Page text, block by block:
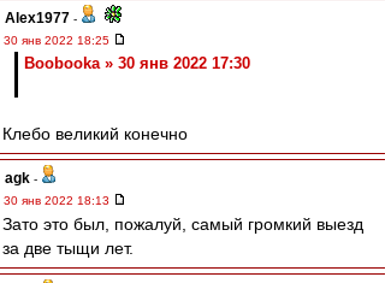
Alex1977 -
30 янв 2022 18:25
Boobooka » 30 янв 2022 17:30
Клебо великий конечно
agk -
30 янв 2022 18:13
Зато это был, пожалуй, самый громкий выезд
за две тыщи лет.